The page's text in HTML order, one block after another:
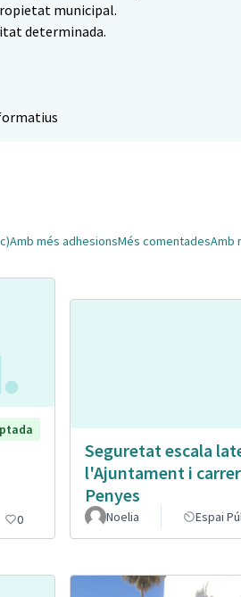
municipal.
determinada.
Amb més adhesionsMés comentadesAmb
0
Seguretat escala
l'Ajuntament i
Penyes
Noelia Espai